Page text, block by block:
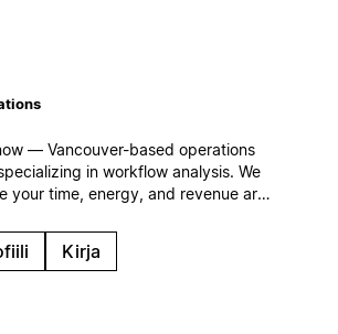
— Vancouver-based operations
in workflow analysis. We
your time, energy, and revenue are
centralized operations, and
in Notion!
Kirja